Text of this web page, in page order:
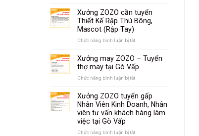
–
Điểm
Dừng
Người
Xưởng ZOZO cần tuyển
Thiết Kế Rập Thú Bông,
Mascot (Rập Tay)
Chức năng bình luận bị tắt
ZOZO
cần
tuyển
Thú
Bông,
Mascot
Xưởng may ZOZO – Tuyển
thợ may tại Gò Vấp
Chức năng bình luận bị tắt
ZOZO
–
Tuyển
Xưởng ZOZO tuyển gấp
Nhân Viên Kinh Doanh, Nhân
viên tư vấn khách hàng làm
việc tại Gò Vấp
Chức năng bình luận bị tắt